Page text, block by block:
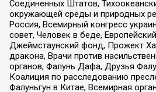
Соединенных Штатов,
окружающей среды и природных
Россия, Всемирный конгресс
совет, Человек в беде,
Джеймстаунский фонд, Прожект
дракона, Врачи против
органов, Фалунь Дафа, Друзья
Коалиция по расследованию
Фалуньгун в Китае, Всемирная